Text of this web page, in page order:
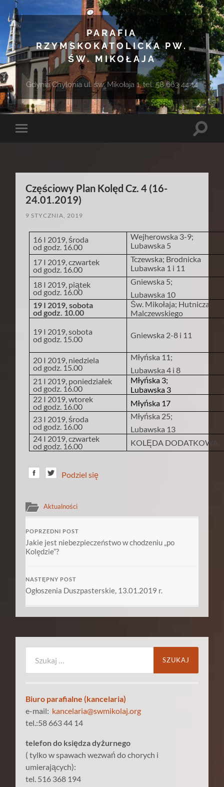
PARAFIA
RZYMSKOKATOLICKA PW.
ŚW. MIKOŁAJA
Gdynia Chylonia ul. św. Mikołaja 1, tel. 58 663 44 14
Toggle
Toggle
Częściowy Plan Kolęd Cz. 4 (16-
24.01.2019)
9 STYCZNIA, 2019
16 I 2019, środa
od godz. 16.00
Wejherowska 3-9;
Lubawska 5
17 I 2019, czwartek
od godz. 16.00
Tczewska; Brodnicka
Lubawska 1 i 11
18 I 2019, piątek
od godz. 16.00
Gniewska 5;
Lubawska 10
19 I 2019, sobota
od godz. 10.00
Św. Mikołaja; Hutnicza;
Malczewskiego
19 I 2019, sobota
od godz. 15.00 Gniewska 2-8 i 11
20 I 2019, niedziela
od godz. 15.00
Młyńska 11;
Lubawska 4 i 8
21 I 2019, poniedziałek
od godz. 16.00
Młyńska 3;
Lubawska 3
22 I 2019, wtorek
od godz. 16.00
Młyńska 17
23 I 2019, środa
od godz. 16.00
Młyńska 25;
Lubawska 13
24 I 2019, czwartek
od godz. 16.00 KOLĘDA DODATKOWA
Podziel się
Aktualności
POPRZEDNI POST
Jakie jest niebezpieczeństwo w chodzeniu „po
Kolędzie”?
NASTĘPNY POST
Ogłoszenia Duszpasterskie, 13.01.2019 r.
Biuro parafialne (kancelaria)
e-mail: kancelaria@swmikolaj.org
tel.:58 663 44 14
telefon do księdza dyżurnego
( tylko w spawach wezwań do chorych i
umierających):
tel. 516 368 194